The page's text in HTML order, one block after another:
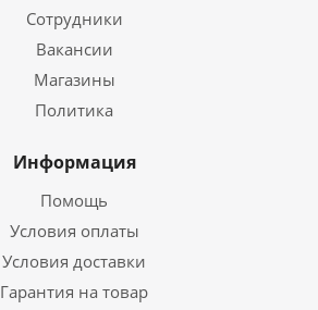
Сотрудники
Вакансии
Магазины
Политика
Информация
Помощь
Условия оплаты
Условия доставки
Гарантия на товар